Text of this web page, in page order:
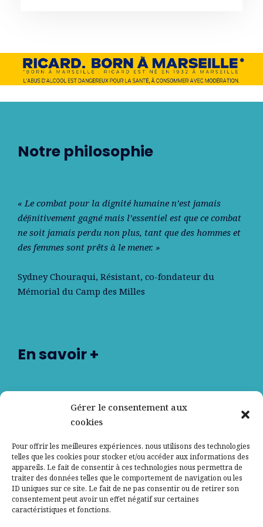
Gérer le consentement aux
cookies
Pour offrir les meilleures expériences, nous utilisons des technologies
telles que les cookies pour stocker et/ou accéder aux informations des
appareils. Le fait de consentir à ces technologies nous permettra de
traiter des données telles que le comportement de navigation ou les
ID uniques sur ce site. Le fait de ne pas consentir ou de retirer son
consentement peut avoir un effet négatif sur certaines
caractéristiques et fonctions.
Notre philosophie
« Le combat pour la dignité humaine n’est jamais
déﬁnitivement gagné mais l’essentiel est que ce combat
ne soit jamais perdu non plus, tant que des hommes et
des femmes sont prêts à le mener. »
Sydney Chouraqui, Résistant, co-fondateur du
Mémorial du Camp des Milles
En savoir +
Nos partenaires
Contactez-nous
Mentions légales